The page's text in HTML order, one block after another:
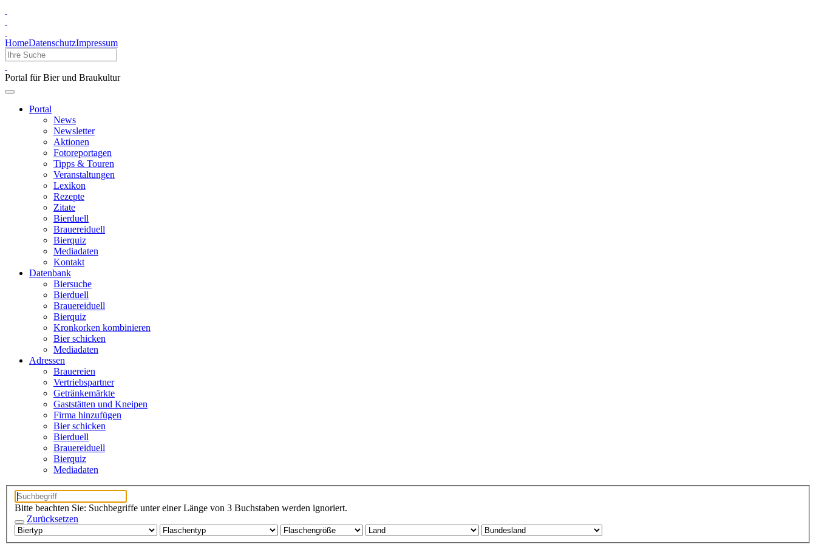
HomeDatenschutzImpressum
Portal für Bier und Braukultur
Portal
News
Newsletter
Aktionen
Fotoreportagen
Tipps & Touren
Veranstaltungen
Lexikon
Rezepte
Zitate
Bierduell
Brauereiduell
Bierquiz
Mediadaten
Kontakt
Datenbank
Biersuche
Bierduell
Brauereiduell
Bierquiz
Kronkorken kombinieren
Bier schicken
Mediadaten
Adressen
Brauereien
Vertriebspartner
Getränkemärkte
Gaststätten und Kneipen
Firma hinzufügen
Bier schicken
Bierduell
Brauereiduell
Bierquiz
Mediadaten
Bitte beachten Sie: Suchbegriffe unter einer Länge von 3 Buchstaben werden ignoriert.
Zurücksetzen